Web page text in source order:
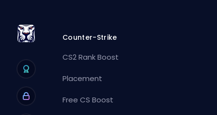
Counter-Strike
CS2 Rank Boost
Placement
Free CS Boost